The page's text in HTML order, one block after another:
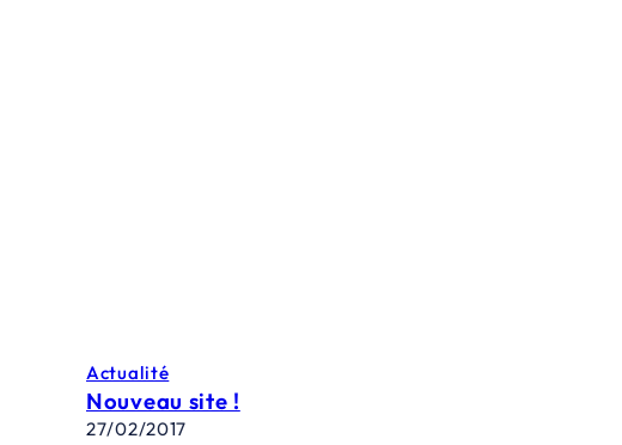
Actualité
Nouveau site !
27/02/2017